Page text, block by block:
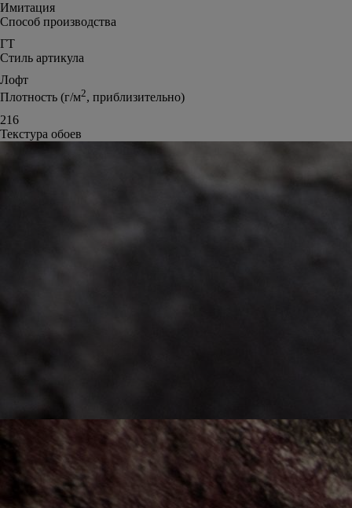
Имитация
Способ производства
ГТ
Стиль артикула
Лофт
Плотность (г/м2, приблизительно)
216
Текстура обоев